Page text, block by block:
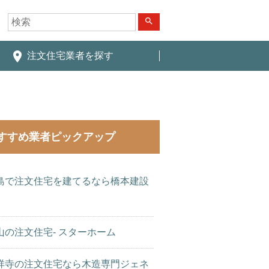
search
place 注文住宅業者を探す
すめ業者ピックアップ
で注文住宅を建てるなら橋本建設
の注文住宅- スターホーム
寺の注文住宅なら木造専門ジェネ